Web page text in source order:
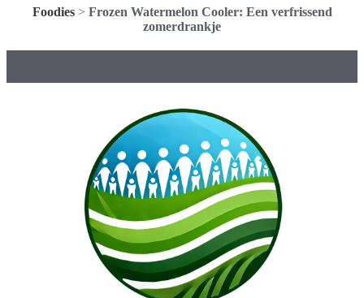
Foodies> Frozen Watermelon Cooler: Een verfrissend
zomerdrankje